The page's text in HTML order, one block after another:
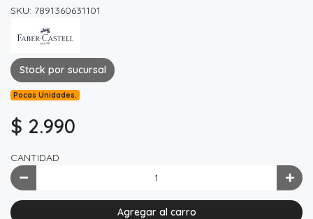
SKU: 7891360631101
Stock por sucursal
Pocas Unidades.
$ 2.990
CANTIDAD
Agregar al carro